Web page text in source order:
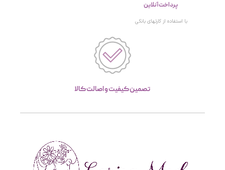
پرداخت آنلاین
با استفاده از کارتهای بانکی
تصمین کیفیت و اصالت کالا